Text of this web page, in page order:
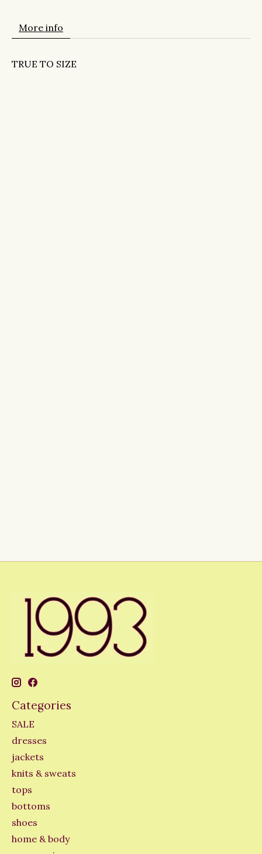
More info
TRUE TO SIZE
Categories
SALE
dresses
jackets
knits & sweats
tops
bottoms
shoes
home & body